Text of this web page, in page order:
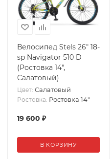
Велосипед Stels 26" 18-
sp Navigator 510 D
(Ростовка 14",
Салатовый)
Цвет: Салатовый
Ростовка: Ростовка 14"
19 600 ₽
В КОРЗИНУ